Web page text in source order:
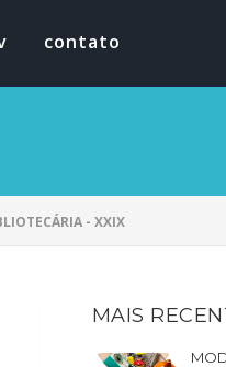
contato
- XXIX
MAIS